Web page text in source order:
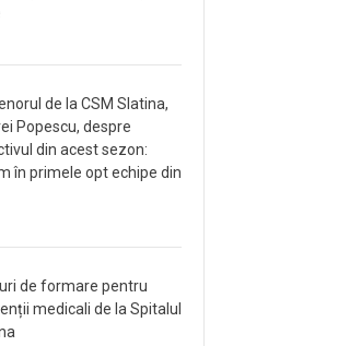
de la CSM Slatina,
Popescu, despre
din acest sezon:
în primele opt echipe din
de formare pentru
medicali de la Spitalul